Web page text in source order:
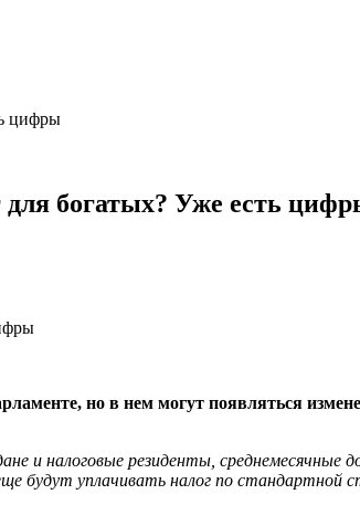
цифры
для богатых? Уже есть
но в нем могут появляться
налоговые резиденты, среднемесячные
будут уплачивать налог по стандартной